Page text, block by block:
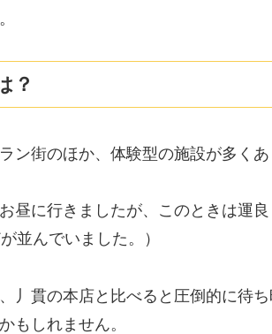
？
ン街のほか、体験型の施設が多く
昼に行きましたが、このときは運
並んでいました。）
丿貫の本店と比べると圧倒的に待
もしれません。